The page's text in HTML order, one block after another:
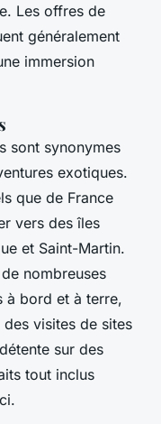
Les offres de
généralement
immersion
sont synonymes
exotiques.
que de France
vers des îles
et Saint-Martin.
nombreuses
à bord et à terre,
visites de sites
sur des
tout inclus